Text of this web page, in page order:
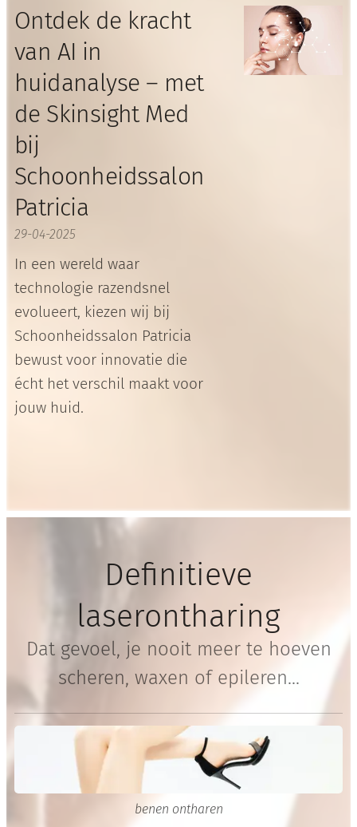
Ontdek de kracht
van AI in
huidanalyse – met
de Skinsight Med
bij
Schoonheidssalon
Patricia
29-04-2025
In een wereld waar
technologie razendsnel
evolueert, kiezen wij bij
Schoonheidssalon Patricia
bewust voor innovatie die
écht het verschil maakt voor
jouw huid.
Definitieve
laserontharing
Dat gevoel, je nooit meer te hoeven
scheren, waxen of epileren...
benen ontharen